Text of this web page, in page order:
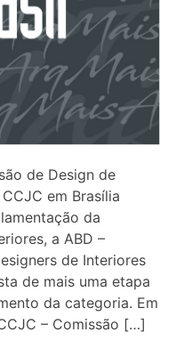
de Design de
em Brasília
da
a ABD –
de Interiores
de mais uma etapa
da categoria. Em
– Comissão […]